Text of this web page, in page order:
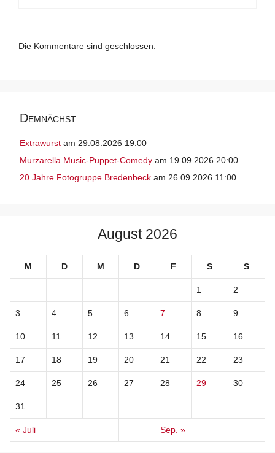
Die Kommentare sind geschlossen.
Demnächst
Extrawurst am 29.08.2026 19:00
Murzarella Music-Puppet-Comedy am 19.09.2026 20:00
20 Jahre Fotogruppe Bredenbeck am 26.09.2026 11:00
August 2026
M D M D F S S
1 2
3 4 5 6 7 8 9
10 11 12 13 14 15 16
17 18 19 20 21 22 23
24 25 26 27 28 29 30
31
« Juli Sep. »